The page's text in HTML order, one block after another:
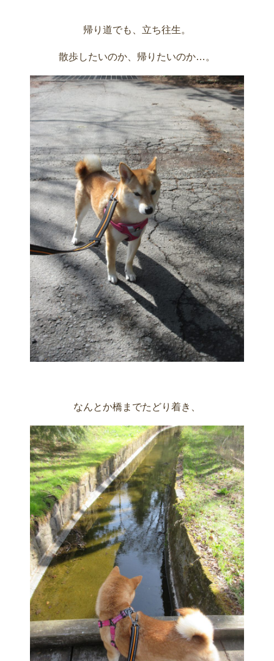
帰り道でも、立ち往生。
散歩したいのか、帰りたいのか…。
なんとか橋までたどり着き、